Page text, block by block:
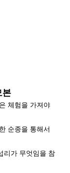
본
체험을 가져야
순종을 통해서
리가 무엇임을 참